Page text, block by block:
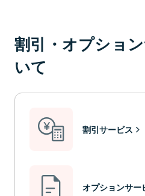
割引・オプショ
いて
割引サービス
オプションサー